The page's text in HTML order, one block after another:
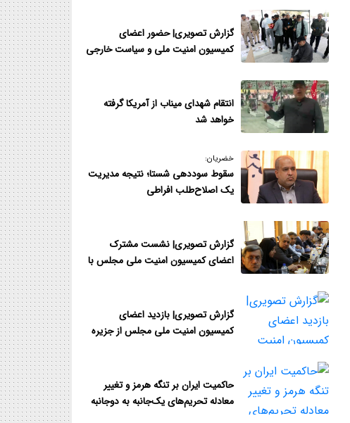
گزارش تصویری| حضور اعضای
کمیسیون امنیت ملی و سیاست خارجی
انتقام شهدای میناب از آمریکا گرفته
خواهد شد
خضریان:
سقوط سوددهی شستا؛ نتیجه مدیر‌یت
یک اصلاح‌طلب افراطی
گزارش تصویری| نشست مشترک
اعضای کمیسیون امنیت ملی مجلس با
گزارش تصویری| بازدید اعضای
کمیسیون امنیت ملی مجلس از جزیره
حاکمیت ایران بر تنگه هرمز و تغییر
معادله تحریم‌های یک‌جانبه به دوجانبه